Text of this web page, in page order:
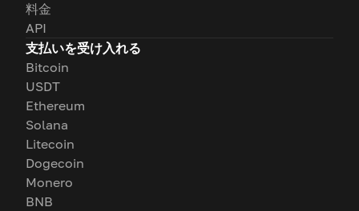
料金
API
支払いを受け入れる
Bitcoin
USDT
Ethereum
Solana
Litecoin
Dogecoin
Monero
BNB